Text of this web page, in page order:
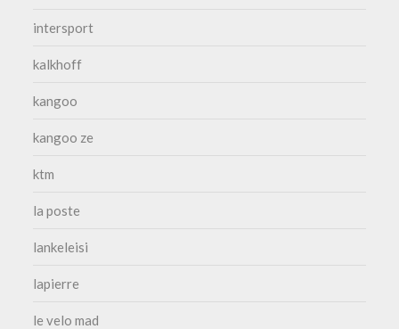
intersport
kalkhoff
kangoo
kangoo ze
ktm
la poste
lankeleisi
lapierre
le velo mad